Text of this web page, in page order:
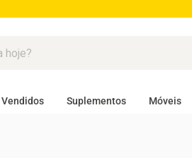
Suplementos Móveis